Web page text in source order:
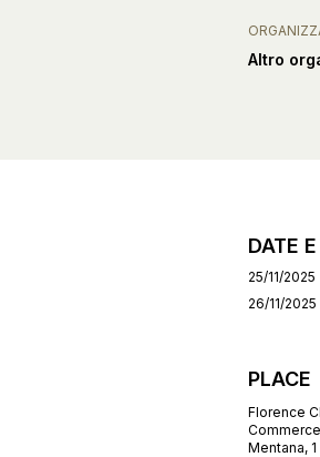
Altro
DATE
25/11/2025
26/11/2025
PLACE
Florence
Mentana,